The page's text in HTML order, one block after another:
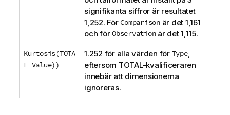
signifikanta siffror är resultatet
1,252. För Comparisonär det 1,161
och förObservationär det 1,115.
Kurtosis(TOTA
L Value))
1.252 för alla värden för Type,
eftersom TOTAL-kvalificeraren
innebär att dimensionerna
ignoreras.